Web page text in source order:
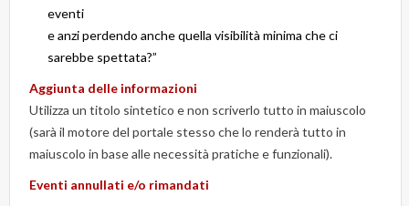
eventi
e anzi perdendo anche quella visibilità minima che ci
sarebbe spettata?”
Aggiunta delle informazioni
Utilizza un titolo sintetico e non scriverlo tutto in maiuscolo
(sarà il motore del portale stesso che lo renderà tutto in
maiuscolo in base alle necessità pratiche e funzionali).
Eventi annullati e/o rimandati